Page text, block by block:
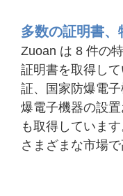
多数の証明書
Zuoan は 8 件の
証明書を取得し
証、国家防爆電
爆電子機器の設
も取得していま
さまざまな市場